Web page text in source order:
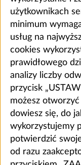
użytkownikach
minimum
usług na
cookies
prawidłowego
analizy liczby
przycisk
możesz
dowiesz się, do
wykorzystujemy
potwierdzić
od razu